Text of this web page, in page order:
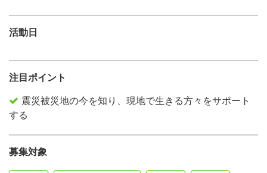
活動日
注目ポイント
震災被災地の今を知り、現地で生きる方々をサポート
する
募集対象